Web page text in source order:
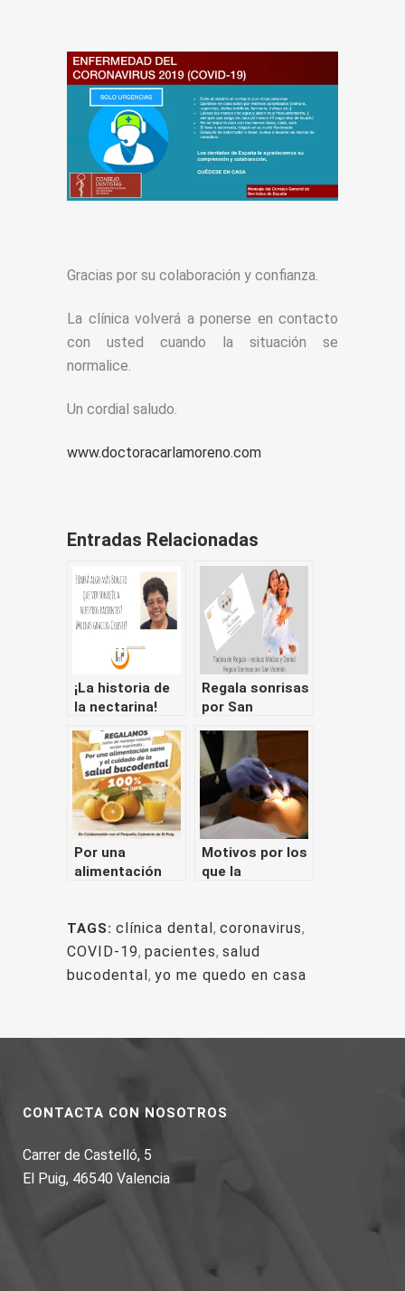
Gracias por su colaboración y confianza.
La clínica volverá a ponerse en contacto
con usted cuando la situación se
normalice.
Un cordial saludo.
www.doctoracarlamoreno.com
Entradas Relacionadas
¡La historia de
la nectarina!
derecho a
disfrutar de la
comida
Regala sonrisas
por San
Tarjeta de
regalo
Por una
alimentación
colaboración
con el pequeño
comercio del El
Puig
Motivos por los
que la
tu salud dental
TAGS: clínica dental, coronavirus,
COVID-19, pacientes, salud
bucodental, yo me quedo en casa
CONTACTA CON NOSOTROS
Carrer de Castelló, 5
El Puig, 46540 Valencia